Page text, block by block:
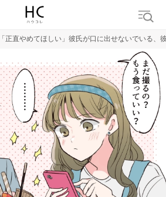
エッチ セックス 長続き
「正直やめてほしい」彼氏が口に出せないでいる、